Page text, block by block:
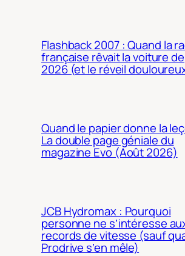
Flashback 2007 : Quand la
française rêvait la voiture de
2026 (et le réveil
Quand le papier donne la
La double page géniale du
magazine Evo (Août 2026)
JCB Hydromax : Pourquoi
personne ne s’intéresse
records de vitesse (sauf
Prodrive s’en mêle)